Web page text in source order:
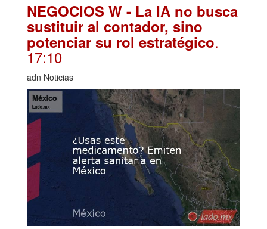
NEGOCIOS W - La IA no busca
sustituir al contador, sino
potenciar su rol estratégico.
17:10
adn Noticias